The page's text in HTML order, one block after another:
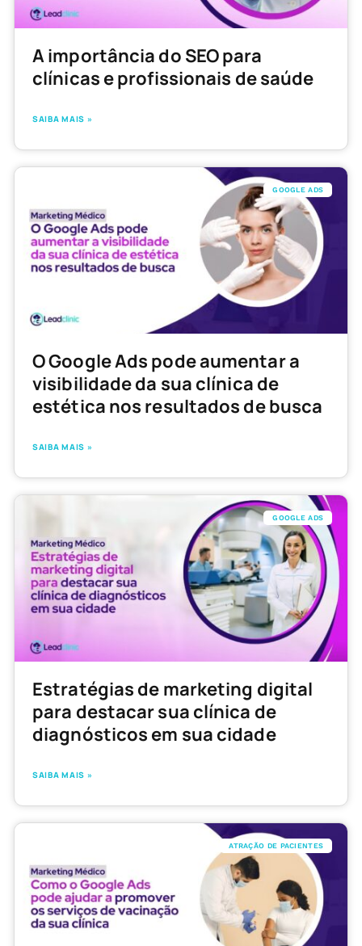
A importância do SEO para
clínicas e profissionais de saúde
SAIBA MAIS »
GOOGLE ADS
O Google Ads pode aumentar a
visibilidade da sua clínica de
estética nos resultados de busca
SAIBA MAIS »
GOOGLE ADS
Estratégias de marketing digital
para destacar sua clínica de
diagnósticos em sua cidade
SAIBA MAIS »
ATRAÇÃO DE PACIENTES